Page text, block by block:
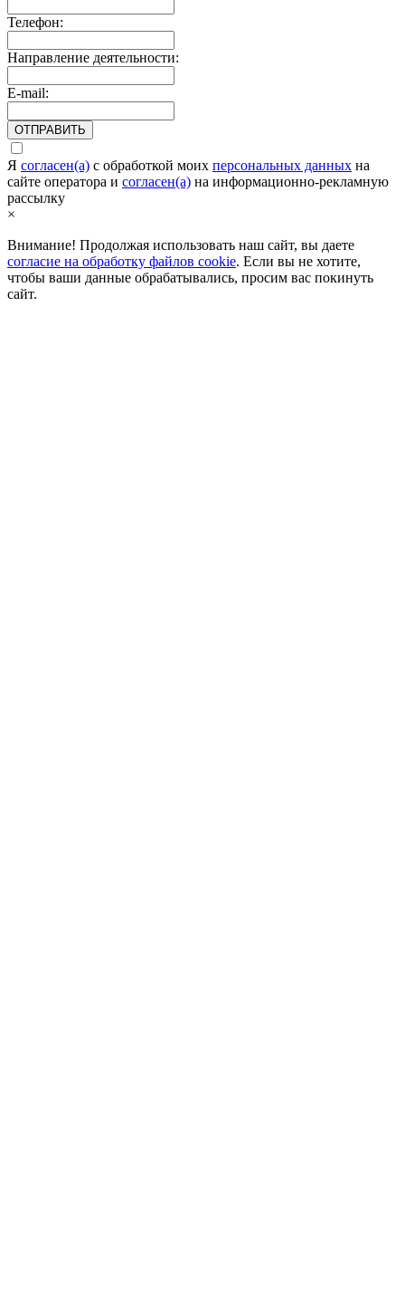
Телефон:
Направление деятельности:
E-mail:
ОТПРАВИТЬ
Я согласен(а) c обработкой моих персональных данных на
сайте оператора и согласен(а) на информационно-рекламную
рассылку
×
Внимание! Продолжая использовать наш сайт, вы даете
согласие на обработку файлов cookie. Если вы не хотите,
чтобы ваши данные обрабатывались, просим вас покинуть
сайт.